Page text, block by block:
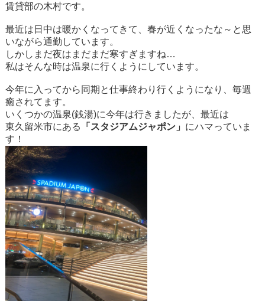
賃貸部の木村です。
最近は日中は暖かくなってきて、春が近くなったな～と思
いながら通勤しています。
しかしまだ夜はまだまだ寒すぎますね…
私はそんな時は温泉に行くようにしています。
今年に入ってから同期と仕事終わり行くようになり、毎週
癒されてます。
いくつかの温泉(銭湯)に今年は行きましたが、最近は
東久留米市にある
「スタジアムジャポン」 にハマっていま
す！